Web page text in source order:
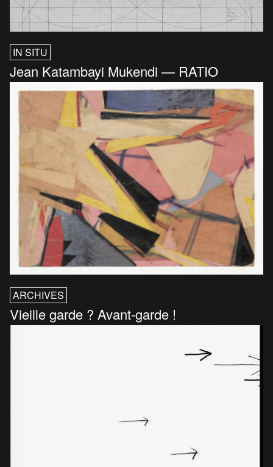
IN SITU
Jean Katambayi Mukendi — RATIO
ARCHIVES
Vieille garde ? Avant-garde !